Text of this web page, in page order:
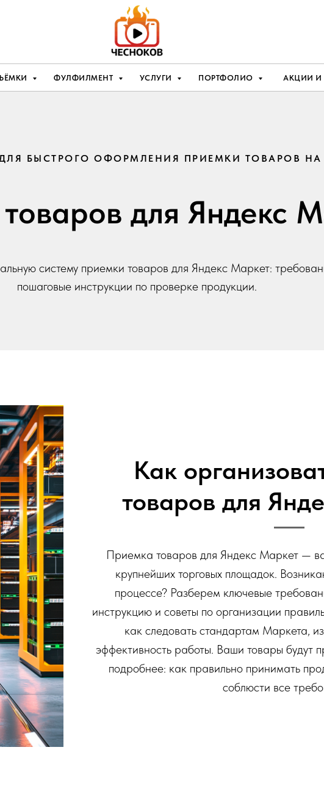
ФУЛФИЛМЕНТ УСЛУГИ ПОРТФОЛИО АКЦИИ И
БЫСТРОГО ОФОРМЛЕНИЯ ПРИЕМКИ ТОВАРОВ НА
для Яндекс
систему приемки товаров для Яндекс Маркет:
пошаговые инструкции по проверке продукции.
Как
товаров для
Приемка товаров для Яндекс Маркет —
крупнейших торговых площадок.
процессе? Разберем ключевые
инструкцию и советы по организации
как следовать стандартам Маркета,
эффективность работы. Ваши товары будут
подробнее: как правильно принимать
соблюсти все